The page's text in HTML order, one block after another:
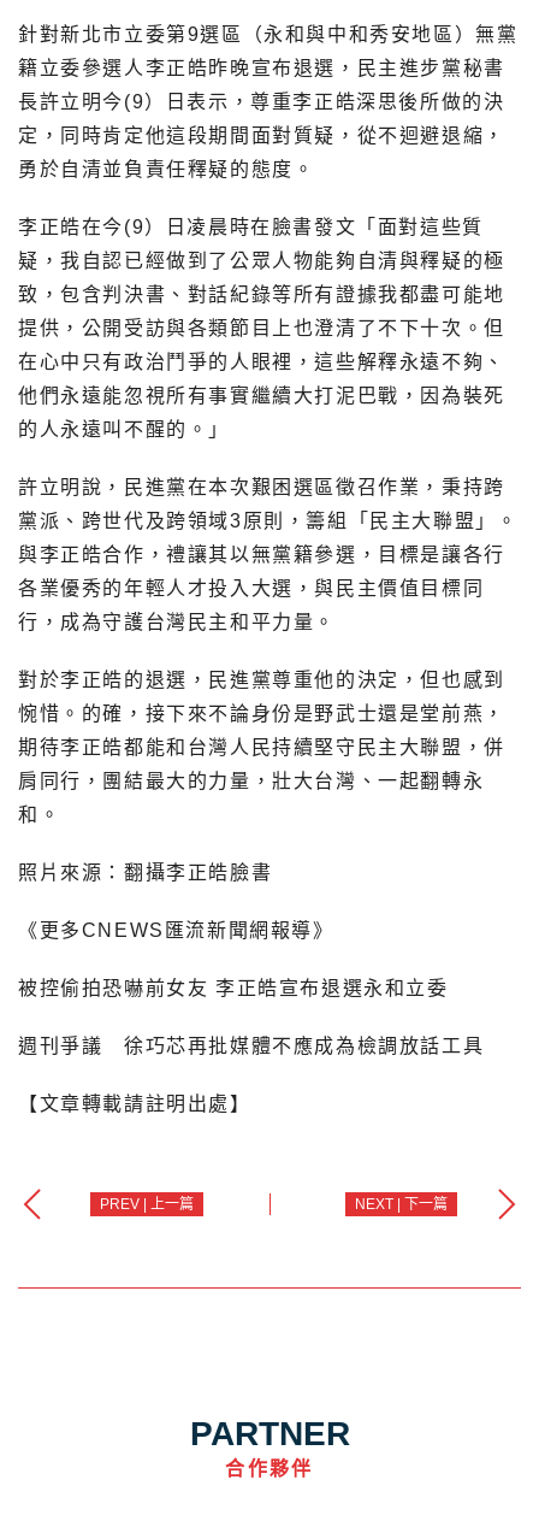
針對新北市立委第9選區（永和與中和秀安地區）無黨
籍立委參選人李正皓昨晚宣布退選，民主進步黨秘書
長許立明今(9）日表示，尊重李正皓深思後所做的決
定，同時肯定他這段期間面對質疑，從不迴避退縮，
勇於自清並負責任釋疑的態度。
李正皓在今(9）日凌晨時在臉書發文「面對這些質
疑，我自認已經做到了公眾人物能夠自清與釋疑的極
致，包含判決書、對話紀錄等所有證據我都盡可能地
提供，公開受訪與各類節目上也澄清了不下十次。但
在心中只有政治鬥爭的人眼裡，這些解釋永遠不夠、
他們永遠能忽視所有事實繼續大打泥巴戰，因為裝死
的人永遠叫不醒的。」
許立明說，民進黨在本次艱困選區徵召作業，秉持跨
黨派、跨世代及跨領域3原則，籌組「民主大聯盟」。
與李正皓合作，禮讓其以無黨籍參選，目標是讓各行
各業優秀的年輕人才投入大選，與民主價值目標同
行，成為守護台灣民主和平力量。
對於李正皓的退選，民進黨尊重他的決定，但也感到
惋惜。的確，接下來不論身份是野武士還是堂前燕，
期待李正皓都能和台灣人民持續堅守民主大聯盟，併
肩同行，團結最大的力量，壯大台灣、一起翻轉永
和。
照片來源：翻攝李正皓臉書
《更多CNEWS匯流新聞網報導》
被控偷拍恐嚇前女友 李正皓宣布退選永和立委
週刊爭議 徐巧芯再批媒體不應成為檢調放話工具
【文章轉載請註明出處】
PREV | 上一篇 NEXT | 下一篇
PARTNER
合作夥伴